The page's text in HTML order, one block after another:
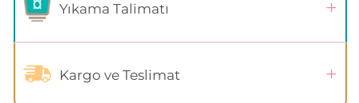
Yıkama Talimatı
Kargo ve Teslimat